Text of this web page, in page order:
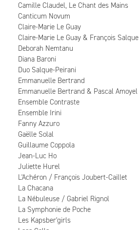
Camille Claudel, Le Chant des Mains
Canticum Novum
Claire-Marie Le Guay
Claire-Marie Le Guay & François Salque
Deborah Nemtanu
Diana Baroni
Duo Salque-Peirani
Emmanuelle Bertrand
Emmanuelle Bertrand & Pascal Amoyel
Ensemble Contraste
Ensemble Irini
Fanny Azzuro
Gaëlle Solal
Guillaume Coppola
Jean-Luc Ho
Juliette Hurel
L'Achéron / François Joubert-Caillet
La Chacana
La Nébuleuse / Gabriel Rignol
La Symphonie de Poche
Les Kapsber'girls